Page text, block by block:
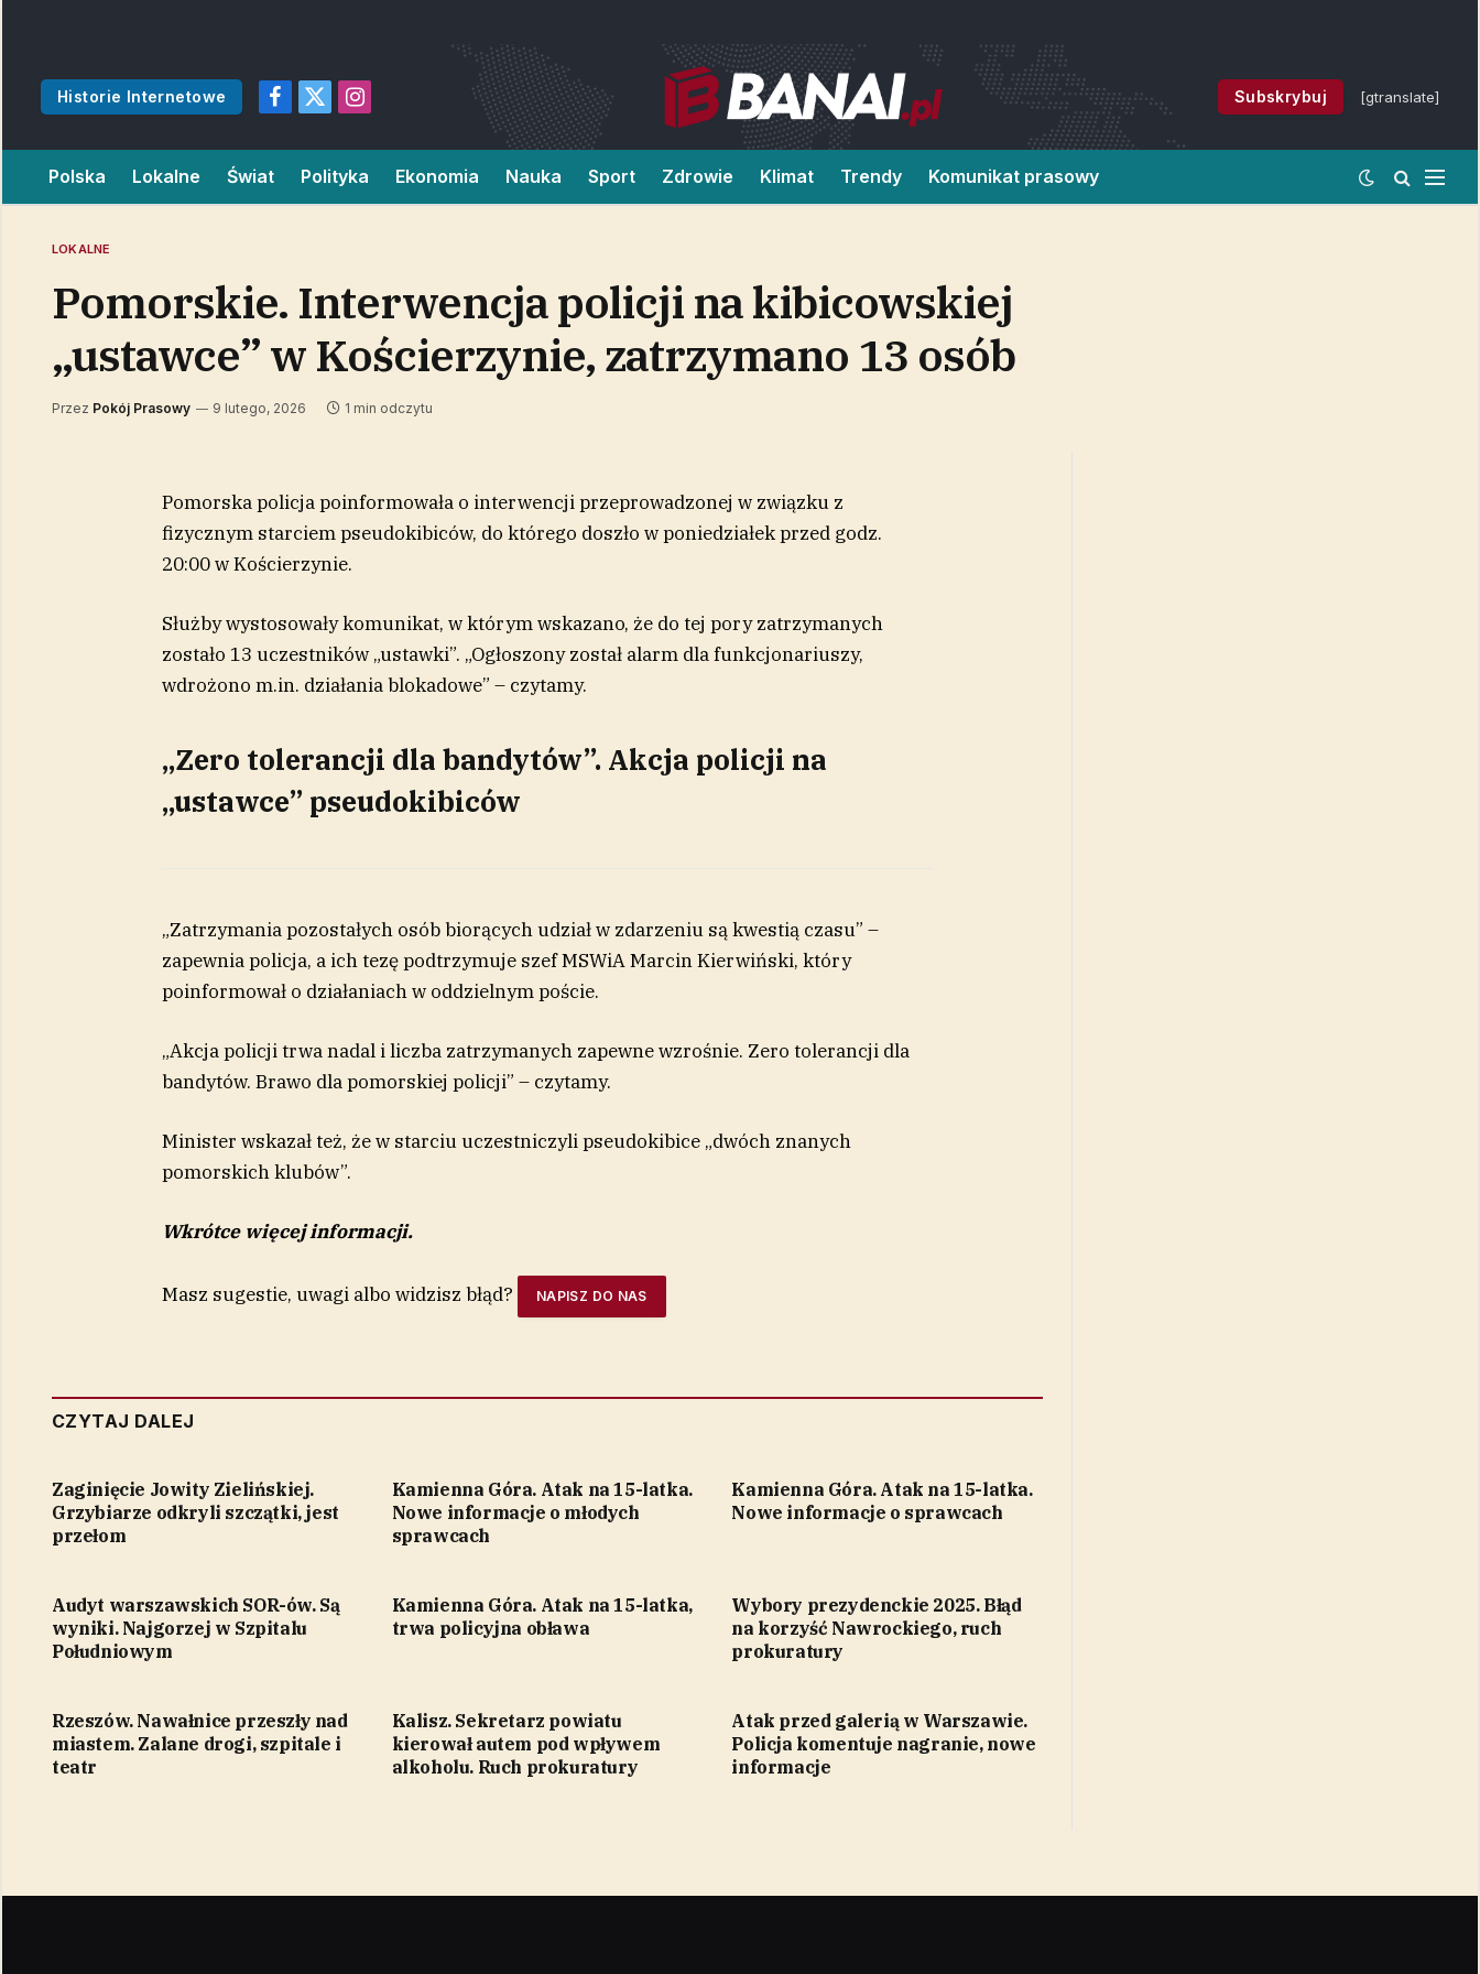
Historie Internetowe
Facebook
X
Instagram
Subskrybuj [gtranslate]
Polska Lokalne Świat Polityka Ekonomia Nauka Sport Zdrowie Klimat Trendy Komunikat prasowy
LOKALNE
Pomorskie. Interwencja policji na kibicowskiej
„ustawce” w Kościerzynie, zatrzymano 13 osób
Przez Pokój Prasowy 9 lutego, 2026 1 min odczytu
Pomorska policja poinformowała o interwencji przeprowadzonej w związku z
fizycznym starciem pseudokibiców, do którego doszło w poniedziałek przed godz.
20:00 w Kościerzynie.
Służby wystosowały komunikat, w którym wskazano, że do tej pory zatrzymanych
zostało 13 uczestników „ustawki”. „Ogłoszony został alarm dla funkcjonariuszy,
wdrożono m.in. działania blokadowe” – czytamy.
„Zero tolerancji dla bandytów”. Akcja policji na
„ustawce” pseudokibiców
„Zatrzymania pozostałych osób biorących udział w zdarzeniu są kwestią czasu” –
zapewnia policja, a ich tezę podtrzymuje szef MSWiA Marcin Kierwiński, który
poinformował o działaniach w oddzielnym poście.
„Akcja policji trwa nadal i liczba zatrzymanych zapewne wzrośnie. Zero tolerancji dla
bandytów. Brawo dla pomorskiej policji” – czytamy.
Minister wskazał też, że w starciu uczestniczyli pseudokibice „dwóch znanych
pomorskich klubów”.
Wkrótce więcej informacji.
Masz sugestie, uwagi albo widzisz błąd? NAPISZ DO NAS
CZYTAJ DALEJ
Zaginięcie Jowity Zielińskiej.
Grzybiarze odkryli szczątki, jest
przełom
Kamienna Góra. Atak na 15-latka.
Nowe informacje o młodych
sprawcach
Kamienna Góra. Atak na 15-latka.
Nowe informacje o sprawcach
Audyt warszawskich SOR-ów. Są
wyniki. Najgorzej w Szpitalu
Południowym
Kamienna Góra. Atak na 15-latka,
trwa policyjna obława
Wybory prezydenckie 2025. Błąd
na korzyść Nawrockiego, ruch
prokuratury
Rzeszów. Nawałnice przeszły nad
miastem. Zalane drogi, szpitale i
teatr
Kalisz. Sekretarz powiatu
kierował autem pod wpływem
alkoholu. Ruch prokuratury
Atak przed galerią w Warszawie.
Policja komentuje nagranie, nowe
informacje